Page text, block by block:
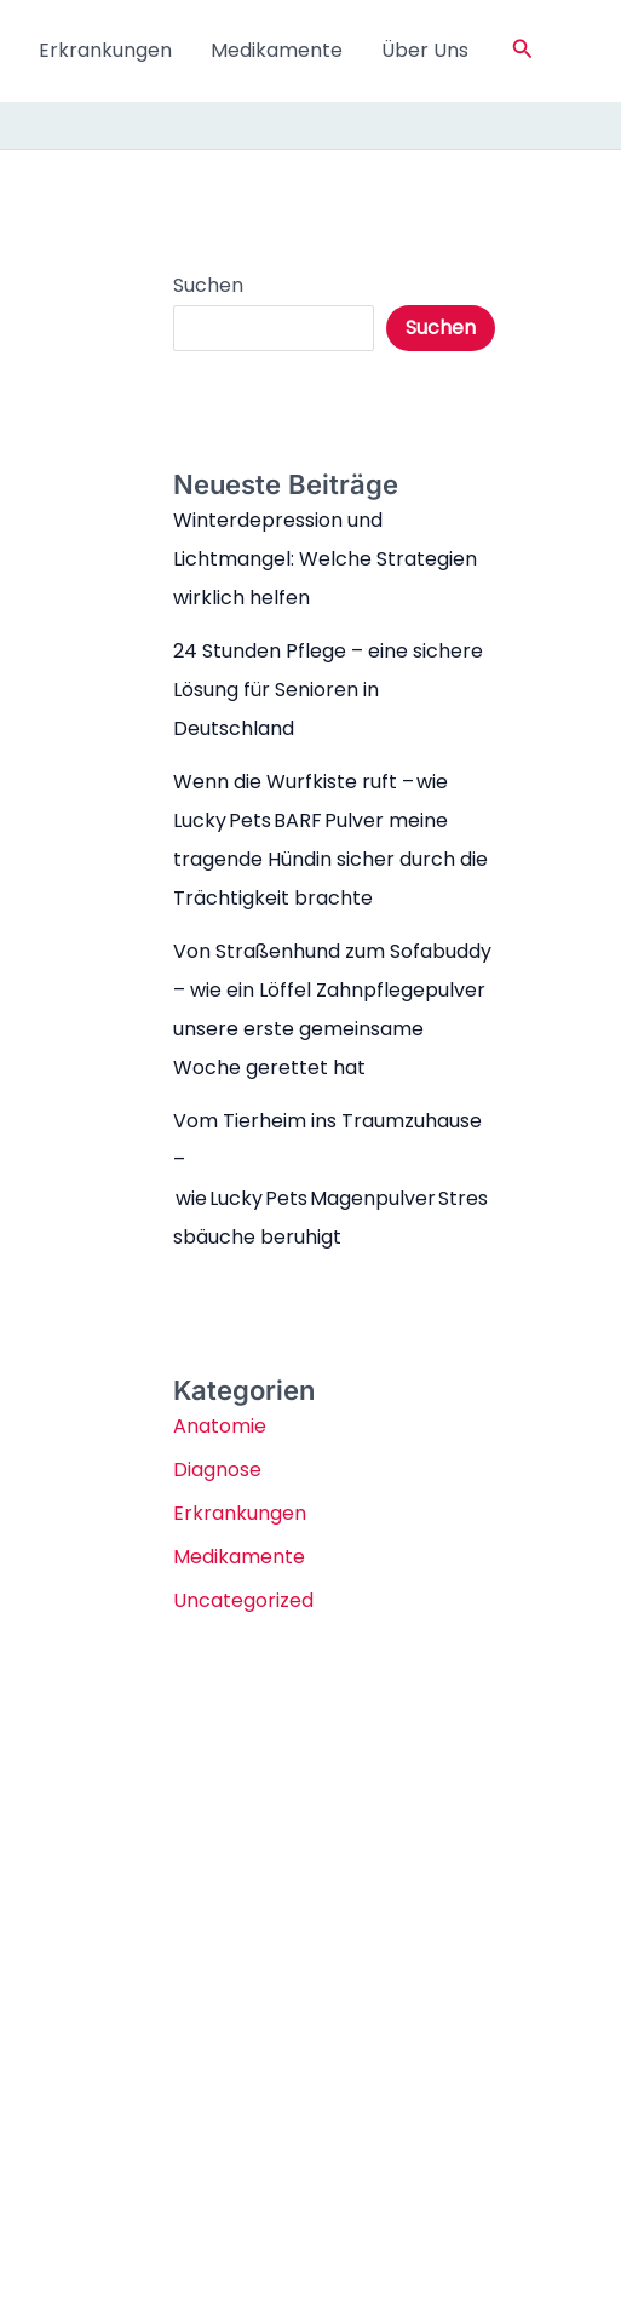
Erkrankungen Medikamente Über Uns Suchen
Suchen
Suchen
Neueste Beiträge
Winterdepression und
Lichtmangel: Welche Strategien
wirklich helfen
24 Stunden Pflege – eine sichere
Lösung für Senioren in
Deutschland
Wenn die Wurfkiste ruft – wie
Lucky Pets BARF Pulver meine
tragende Hündin sicher durch die
Trächtigkeit brachte
Von Straßenhund zum Sofabuddy
– wie ein Löffel Zahnpflegepulver
unsere erste gemeinsame
Woche gerettet hat
Vom Tierheim ins Traumzuhause
–
wie Lucky Pets Magenpulver Stres
sbäuche beruhigt
Kategorien
Anatomie
Diagnose
Erkrankungen
Medikamente
Uncategorized